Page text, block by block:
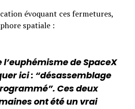
évoquant ces fermetures,
spatiale :
l’euphémisme de SpaceX
ici : “désassemblage
Ces deux
ont été un vrai